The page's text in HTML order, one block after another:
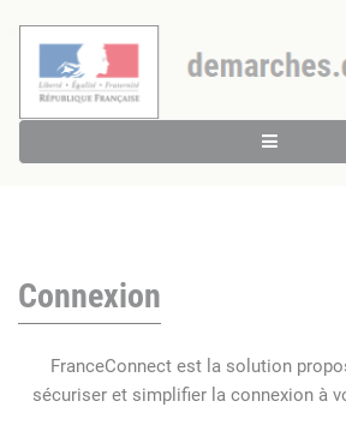
Connexion
FranceConnect est la solution
sécuriser et simplifier la connexion à